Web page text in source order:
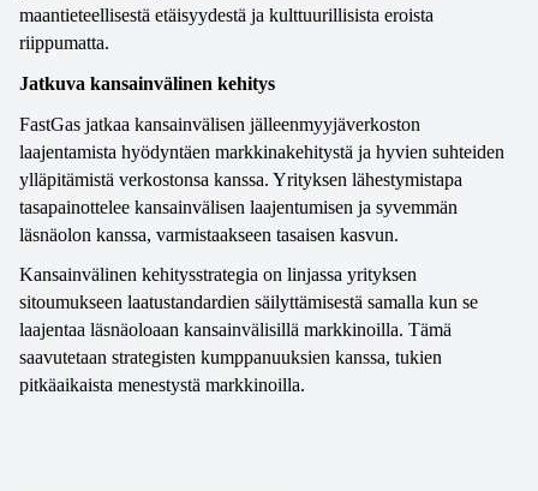
maantieteellisestä etäisyydestä ja kulttuurillisista eroista
riippumatta.
Jatkuva kansainvälinen kehitys
FastGas jatkaa kansainvälisen jälleenmyyjäverkoston
laajentamista hyödyntäen markkinakehitystä ja hyvien suhteiden
ylläpitämistä verkostonsa kanssa. Yrityksen lähestymistapa
tasapainottelee kansainvälisen laajentumisen ja syvemmän
läsnäolon kanssa, varmistaakseen tasaisen kasvun.
Kansainvälinen kehitysstrategia on linjassa yrityksen
sitoumukseen laatustandardien säilyttämisestä samalla kun se
laajentaa läsnäoloaan kansainvälisillä markkinoilla. Tämä
saavutetaan strategisten kumppanuuksien kanssa, tukien
pitkäaikaista menestystä markkinoilla.